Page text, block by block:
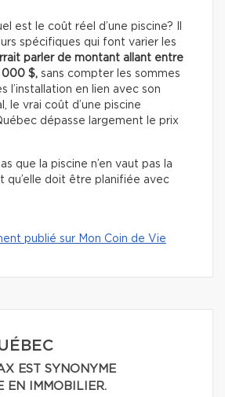
est le coût réel d’une piscine? Il
spécifiques qui font varier les
parler de montant allant entre
$, sans compter les sommes
l’installation en lien avec son
le vrai coût d’une piscine
dépasse largement le prix
que la piscine n’en vaut pas la
qu’elle doit être planifiée avec
publié sur Mon Coin de Vie
EST SYNONYME
EN IMMOBILIER.